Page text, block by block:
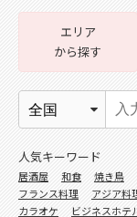
エリア
から探す
人気キーワード
居酒屋 和食 焼き鳥
フランス料理
アジア料
カラオケ
ビジネスホテ